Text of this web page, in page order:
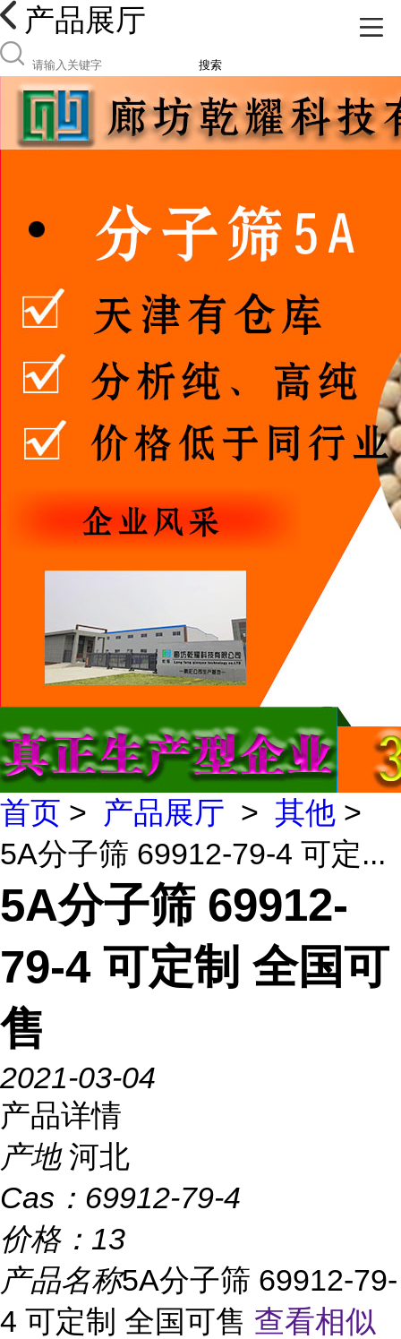
产品展厅
搜索
首页 > 产品展厅 > 其他 >
5A分子筛 69912-79-4 可定...
5A分子筛 69912-
79-4 可定制 全国可
售
2021-03-04
产品详情
产地 河北
Cas： 69912-79-4
价格： 13
产品名称5A分子筛 69912-79-
4 可定制 全国可售 查看相似